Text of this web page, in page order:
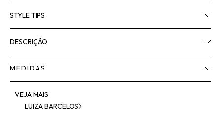
STYLE TIPS
DESCRIÇÃO
MEDIDAS
VEJA MAIS
LUIZA BARCELOS